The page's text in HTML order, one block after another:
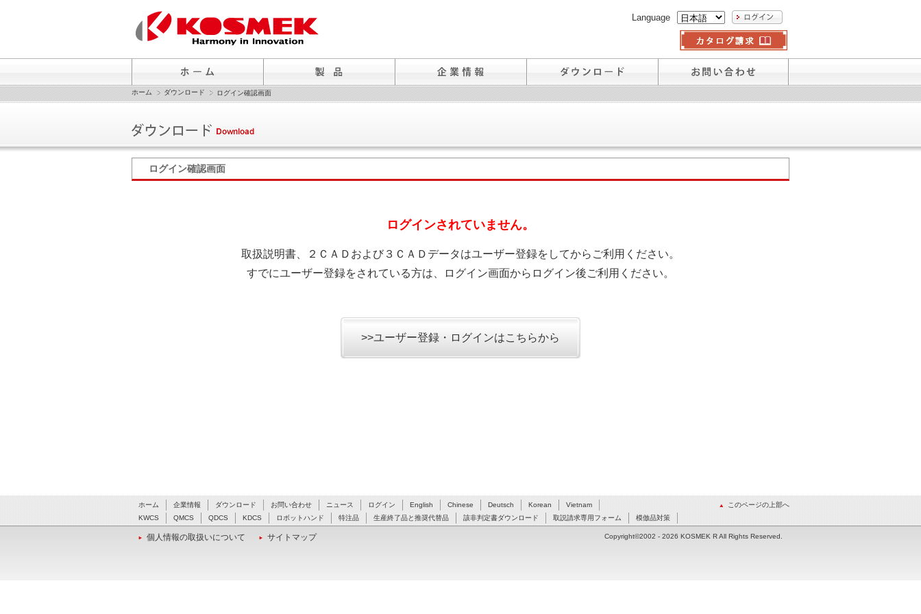
Language
ホーム ダウンロード ログイン確認画面
ログイン確認画面
ログインされていません。
取扱説明書、２ＣＡＤおよび３ＣＡＤデータはユーザー登録をしてからご利用ください。
すでにユーザー登録をされている方は、ログイン画面からログイン後ご利用ください。
>>ユーザー登録・ログインはこちらから
このページの上部へ
ホーム 企業情報 ダウンロード お問い合わせ ニュース ログイン English Chinese Deutsch Korean
Vietnam
KWCS
QMCS QDCS KDCS ロボットハンド 特注品 生産終了品と推奨代替品 該非判定書ダウンロード 取説請求専用フォーム 模倣品対策
個人情報の取扱いについて サイトマップ Copyright©2002 - 2026 KOSMEK R All Rights Reserved.